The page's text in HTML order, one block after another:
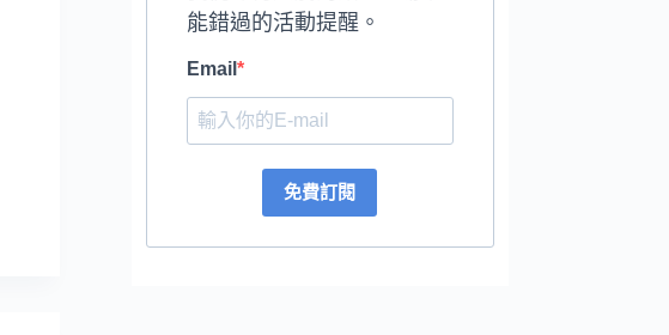
能錯過的活動提醒。
Email
免費訂閱